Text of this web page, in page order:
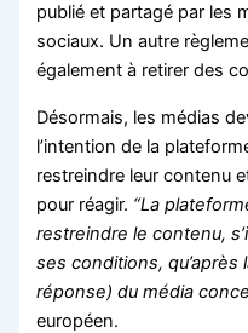
publié et partagé par les
sociaux. Un autre
également à retirer des
Désormais, les médias
l’intention de la
restreindre leur contenu
pour réagir. “La
restreindre le contenu,
ses conditions, qu’après
réponse) du média
européen.